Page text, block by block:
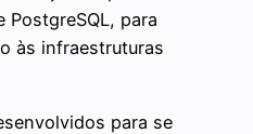
PostgreSQL, para
às infraestruturas
para se